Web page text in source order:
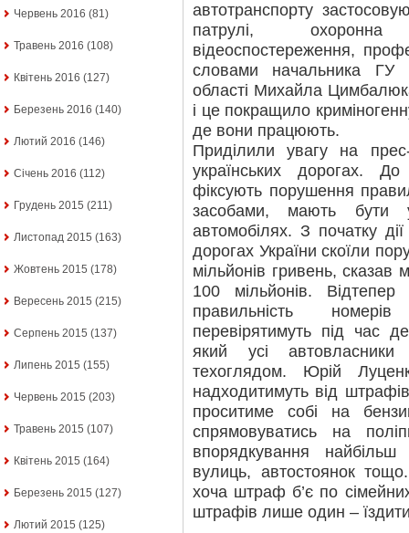
Червень 2016 (81)
Травень 2016 (108)
Квітень 2016 (127)
Березень 2016 (140)
Лютий 2016 (146)
Січень 2016 (112)
Грудень 2015 (211)
Листопад 2015 (163)
Жовтень 2015 (178)
Вересень 2015 (215)
Серпень 2015 (137)
Липень 2015 (155)
Червень 2015 (203)
Травень 2015 (107)
Квітень 2015 (164)
Березень 2015 (127)
Лютий 2015 (125)
автотранспорту
патрулі, охоронна
відеоспостереження,
словами начальника ГУ
області Михайла
і це покращило
де вони працюють.
Приділили увагу на
українських дорогах.
фіксують порушення
засобами, мають
автомобілях. З початку
дорогах України скоїли
мільйонів гривень, сказав
100 мільйонів.
правильність
перевірятимуть під час
який усі
техоглядом. Юрій
надходитимуть від
проситиме собі на
спрямовуватись на
впорядкування найбільш
вулиць, автостоянок
хоча штраф б’є по
штрафів лише один –